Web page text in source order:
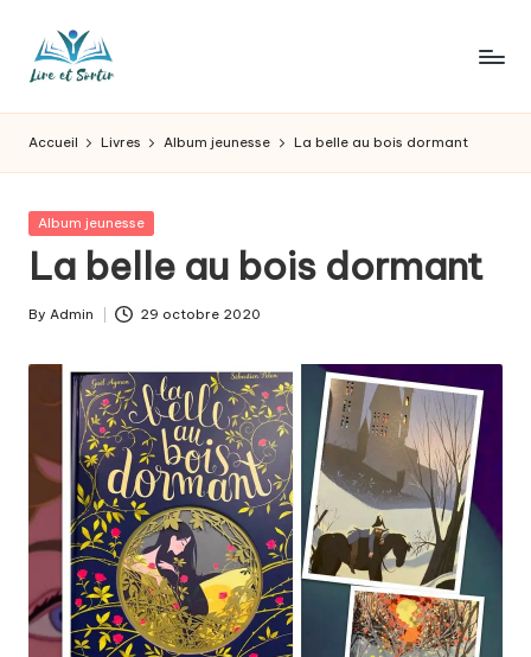
L
ir
e
e
t
s
o
ir
pour
les
goûts,
des
pour
les
jours.
Accueil Livres Album jeunesse La belle au bois dormant
Posted
Album jeunesse
La belle au bois dormant
Posted
By Admin 29 octobre 2020